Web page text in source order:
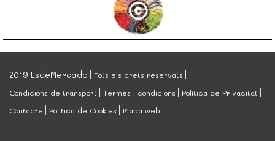
2019 EsdeMercado
Tots els drets reservats
Condicions de transport
Termes i condicions
Política de Privacitat
Contacte
Política de Cookies Mapa web